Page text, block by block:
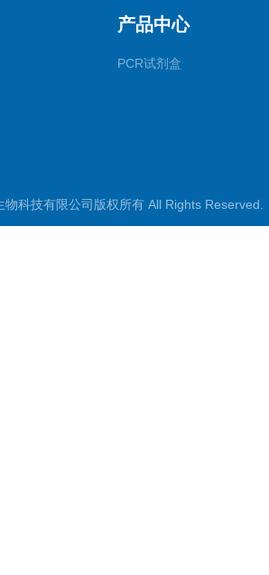
产品中心
PCR试剂盒
物科技有限公司版权所有 All Rights